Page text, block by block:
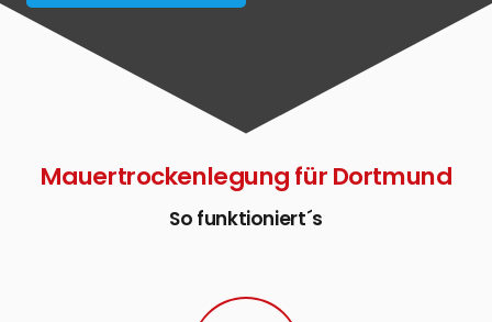
Mauertrockenlegung für Dortmund
So funktioniert´s